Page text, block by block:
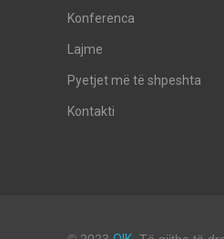
Konferenca
Lajme
Pyetjet më të shpeshta
Kontakti